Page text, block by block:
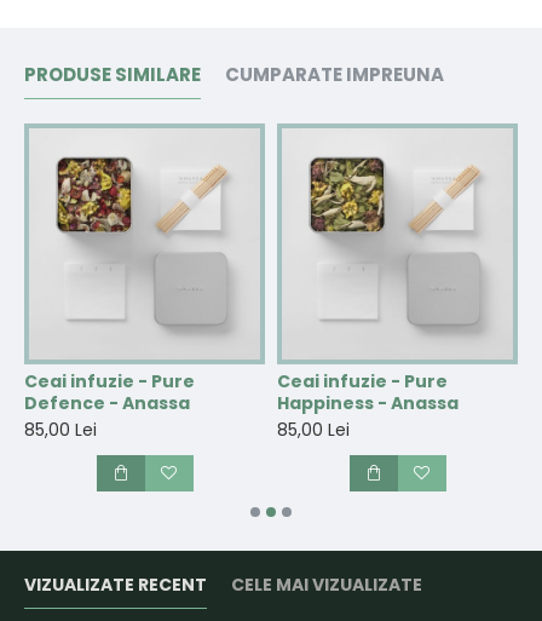
PRODUSE SIMILARE CUMPARATE IMPREUNA
Ceai infuzie - Pure
Defence - Anassa
85,00 Lei
Ceai infuzie - Pure
Happiness - Anassa
85,00 Lei
VIZUALIZATE RECENT CELE MAI VIZUALIZATE